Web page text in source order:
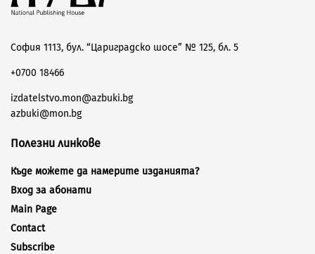
София 1113, бул. “Цариградско шосе” № 125, бл. 5
+0700 18466
izdatelstvo.mon@azbuki.bg
azbuki@mon.bg
Полезни линкове
Къде можете да намерите изданията?
Вход за абонати
Main Page
Contact
Subscribe